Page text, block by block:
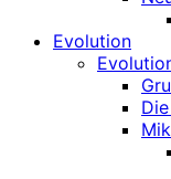
Evolution